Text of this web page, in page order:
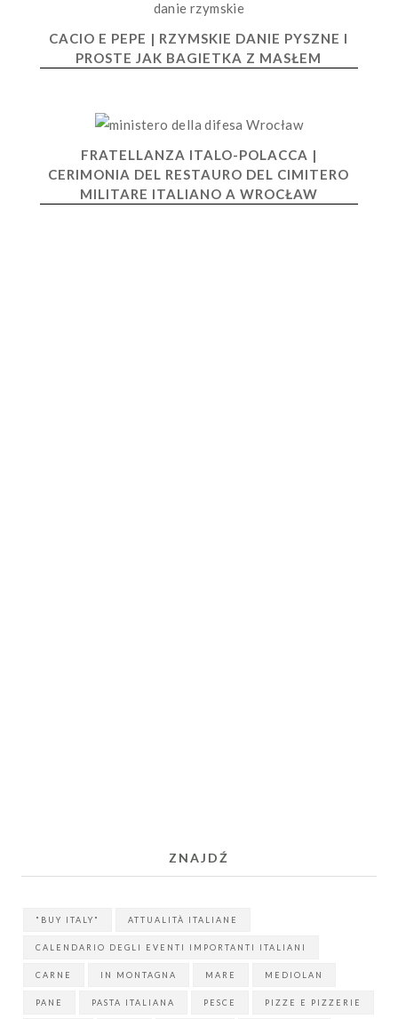
CACIO E PEPE | RZYMSKIE DANIE PYSZNE I
PROSTE JAK BAGIETKA Z MASŁEM
FRATELLANZA ITALO-POLACCA |
CERIMONIA DEL RESTAURO DEL CIMITERO
MILITARE ITALIANO A WROCŁAW
ZNAJDŹ
"BUY ITALY" ATTUALITÀ ITALIANE
CALENDARIO DEGLI EVENTI IMPORTANTI ITALIANI
CARNE IN MONTAGNA MARE MEDIOLAN
PANE PASTA ITALIANA PESCE PIZZE E PIZZERIE